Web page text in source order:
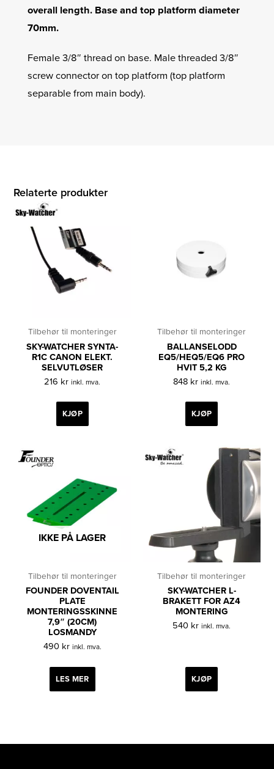
overall length. Base and top platform diameter
70mm.
Female 3/8″ thread on base. Male threaded 3/8″
screw connector on top platform (top platform
separable from main body).
Relaterte produkter
Tilbehør til monteringer
SKY-WATCHER SYNTA-
R1C CANON ELEKT.
SELVUTLØSER
216 kr inkl. mva.
KJØP
Tilbehør til monteringer
BALLANSELODD
EQ5/HEQ5/EQ6 PRO
HVIT 5,2 KG
848 kr inkl. mva.
KJØP
IKKE PÅ LAGER
Tilbehør til monteringer
FOUNDER DOVENTAIL
PLATE
MONTERINGSSKINNE
7,9″ (20CM)
LOSMANDY
490 kr inkl. mva.
LES MER
Tilbehør til monteringer
SKY-WATCHER L-
BRAKETT FOR AZ4
MONTERING
540 kr inkl. mva.
KJØP